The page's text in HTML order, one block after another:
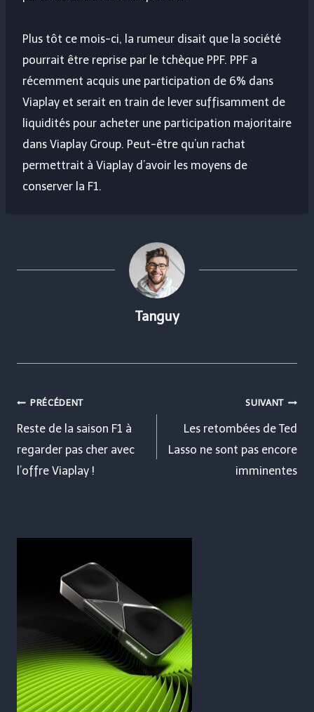
Plus tôt ce mois-ci, la rumeur disait que la société
pourrait être reprise par le tchèque PPF. PPF a
récemment acquis une participation de 6% dans
Viaplay et serait en train de lever suffisamment de
liquidités pour acheter une participation majoritaire
dans Viaplay Group. Peut-être qu’un rachat
permettrait à Viaplay d’avoir les moyens de
conserver la F1.
Tanguy
Navigation
de
l’article
PRÉCÉDENT
Reste de la saison F1 à
regarder pas cher avec
l’offre Viaplay !
SUIVANT
Les retombées de Ted
Lasso ne sont pas encore
imminentes